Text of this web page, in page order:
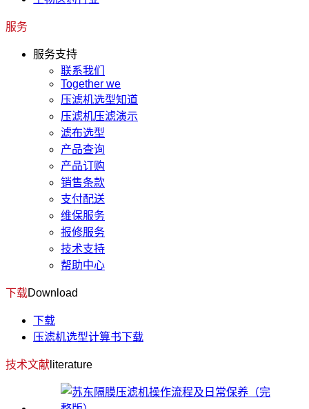
服务
服务支持
联系我们
Together we
压滤机选型知道
压滤机压滤演示
滤布选型
产品查询
产品订购
销售条款
支付配送
维保服务
报修服务
技术支持
帮助中心
下载Download
下载
压滤机选型计算书下载
技术文献 literature